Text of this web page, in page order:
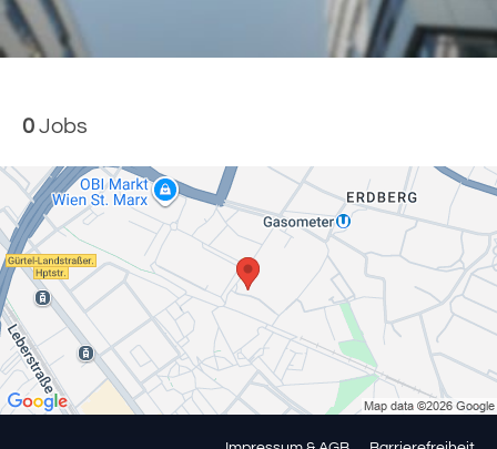
0 Jobs